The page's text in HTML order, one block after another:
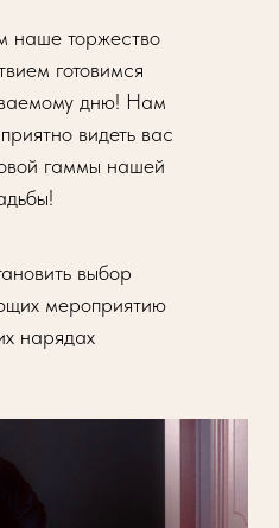
наше торжество
готовимся
дню! Нам
видеть вас
гаммы нашей
выбор
мероприятию
нарядах